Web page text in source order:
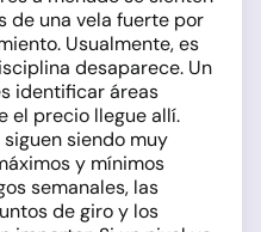
de una vela fuerte por
Usualmente, es
desaparece. Un
identificar áreas
el precio llegue allí.
siendo muy
y mínimos
semanales, las
de giro y los